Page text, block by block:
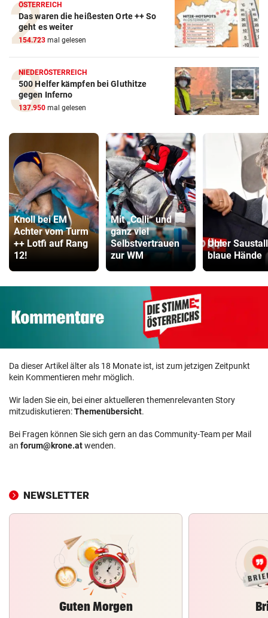
ÖSTERREICH
Das waren die heißesten Orte ++ So
geht es weiter
154.723 mal gelesen
NIEDERÖSTERREICH
500 Helfer kämpfen bei Gluthitze
gegen Inferno
137.950 mal gelesen
Knoll bei EM
Achter vom Turm
++ Lotfi auf Rang
12!
Mit „Colli“ und
ganz viel
Selbstvertrauen
zur WM
Übler
blaue Hände
Da dieser Artikel älter als 18 Monate ist, ist zum jetzigen Zeitpunkt
kein Kommentieren mehr möglich.
Wir laden Sie ein, bei einer aktuelleren themenrelevanten Story
mitzudiskutieren:Themenübersicht.
Bei Fragen können Sie sich gern an das Community-Team per Mail
an forum@krone.atwenden.
NEWSLETTER
Guten Morgen